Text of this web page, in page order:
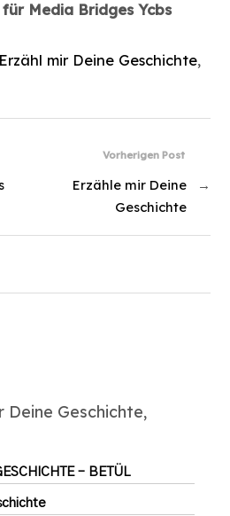
Media Bridges Ycbs
mir Deine Geschichte,
Vorherigen Post
Erzähle mir Deine
Geschichte
→
Deine Geschichte,
– BETÜL